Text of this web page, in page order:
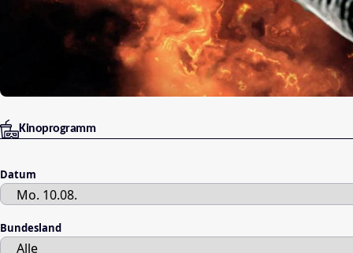
Kinoprogramm
Datum
Bundesland